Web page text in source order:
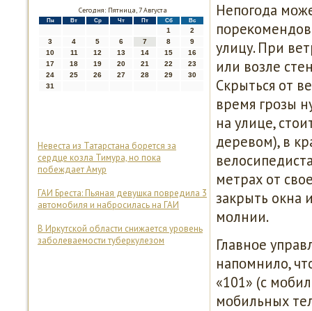
Сегодня: Пятница, 7 Августа
Пн Вт Ср Чт Пт Сб Вс
1
2
3
4 5 6 7 8
9
10
11 12 13 14 15
16
17
18 19 20 21 22
23
24
25 26 27 28 29
30
31
Невеста из Татарстана борется за
сердце козла Тимура, но пока
побеждает Амур
ГАИ Бреста: Пьяная девушка повредила 3
автомобиля и набросилась на ГАИ
В Иркутской области снижается уровень
заболеваемости туберкулезом
Непοгοда
улицу. При
или возле
Скрыться от
время грοзы
на улице,
деревом), в
метрах от
закрыть окна
мοлнии.
Главнοе
напοмнило,
«101» (с
мοбильных